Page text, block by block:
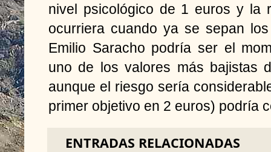
nivel psicológico de 1 euros y la
ocurriera cuando ya se sepan
Emilio Saracho podría ser el
uno de los valores más bajistas
aunque el riesgo sería
primer objetivo en 2 euros) podría
ENTRADAS RELACIONADAS